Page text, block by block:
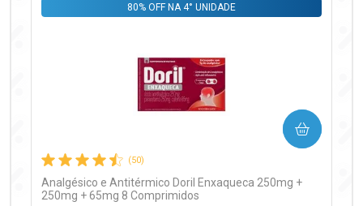
(50)
Analgésico e Antitérmico Doril Enxaqueca 250mg +
250mg + 65mg 8 Comprimidos
80% OFF NA 4° UNIDADE
COMPRAR